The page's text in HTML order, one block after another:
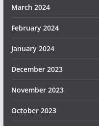
March 2024
February 2024
January 2024
December 2023
November 2023
October 2023